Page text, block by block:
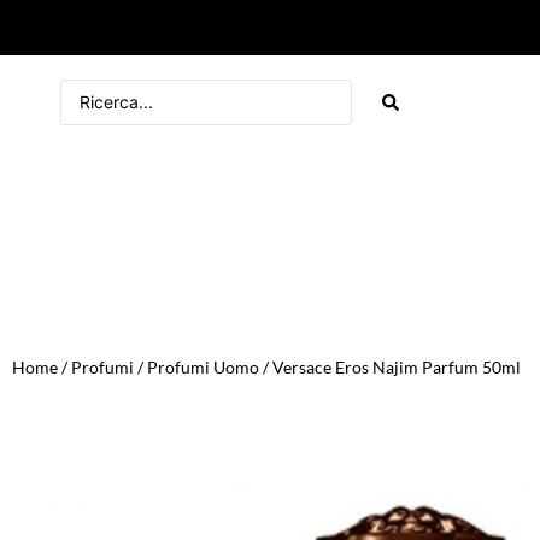
Home/Profumi /Profumi Uomo/ Versace Eros Najim Parfum 50ml